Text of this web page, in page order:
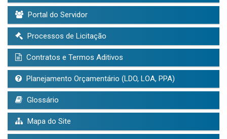
Portal do Servidor
Processos de Licitação
Contratos e Termos Aditivos
Planejamento Orçamentário (LDO, LOA, PPA)
Glossário
Mapa do Site